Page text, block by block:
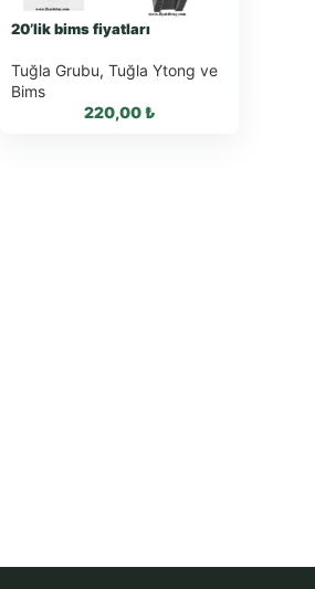
20’lik bims fiyatları
Tuğla Grubu, Tuğla Ytong ve
Bims
220,00₺